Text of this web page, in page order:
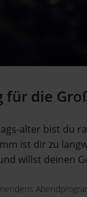
für die
alter bist du
ist dir zu
willst deinen